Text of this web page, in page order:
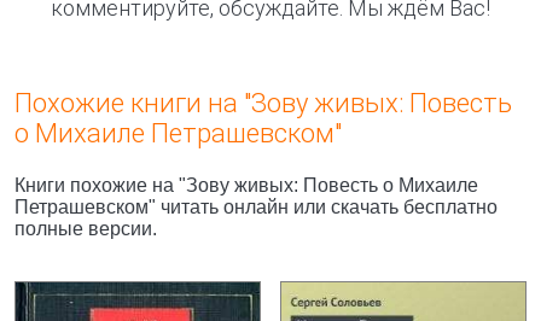
комментируйте, обсуждайте. Мы ждём Вас!
Похожие книги на "Зову живых: Повесть
о Михаиле Петрашевском"
Книги похожие на "Зову живых: Повесть о Михаиле
Петрашевском" читать онлайн или скачать бесплатно
полные версии.